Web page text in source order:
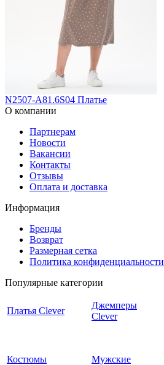
N2507-A81.6S04 Платье
О компании
Партнерам
Новости
Вакансии
Контакты
Отзывы
Оплата и доставка
Информация
Бренды
Возврат
Размерная сетка
Политика конфиденциальности
Популярные категории
Платья Clever
Джемперы
Clever
Костюмы
Мужские